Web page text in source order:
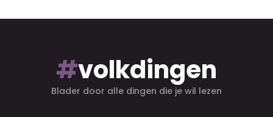
#volkdingen
Blader door alle dingen die je wil lezen